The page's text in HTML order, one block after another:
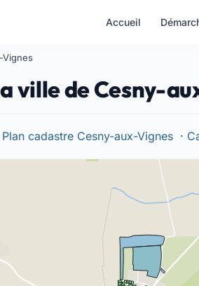
Accueil
Vignes
ville de Cesny-
Plan cadastre Cesny-aux-Vignes ·